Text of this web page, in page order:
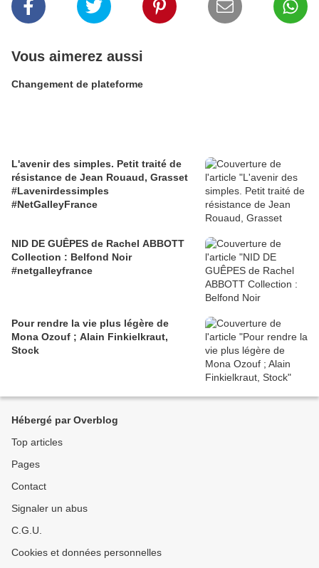
Vous aimerez aussi
Changement de plateforme
L'avenir des simples. Petit traité de
résistance de Jean Rouaud, Grasset
#Lavenirdessimples
#NetGalleyFrance
NID DE GUÊPES de Rachel ABBOTT
Collection : Belfond Noir
#netgalleyfrance
Pour rendre la vie plus légère de
Mona Ozouf ; Alain Finkielkraut,
Stock
Hébergé par Overblog
Top articles
Pages
Contact
Signaler un abus
C.G.U.
Cookies et données personnelles